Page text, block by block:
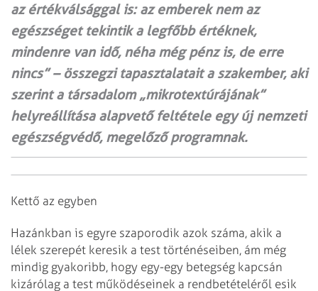
az értékválsággal is: az emberek nem az
egészséget tekintik a legfőbb értéknek,
mindenre van idő, néha még pénz is, de erre
nincs” – összegzi tapasztalatait a szakember, aki
szerint a társadalom „mikro­textúrájának”
helyreállítása alapvető feltétele egy új nemzeti
egészségvédő, megelőző programnak.
Kettő az egyben
Hazánkban is egyre szaporodik azok száma, akik a
lélek szerepét keresik a test történéseiben, ám még
mindig gyakoribb, hogy egy-egy betegség kapcsán
kizárólag a test működéseinek a rendbetételéről esik